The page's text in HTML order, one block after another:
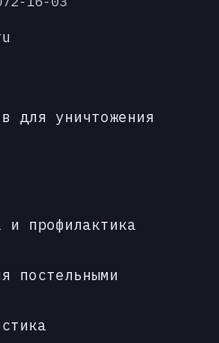
для уничтожения
и профилактика
постельными